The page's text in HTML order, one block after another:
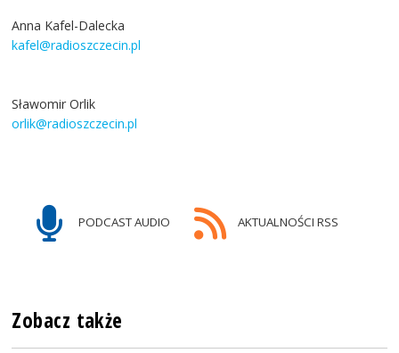
Anna Kafel-Dalecka
kafel@radioszczecin.pl
Sławomir Orlik
orlik@radioszczecin.pl
PODCAST AUDIO AKTUALNOŚCI RSS
Zobacz także